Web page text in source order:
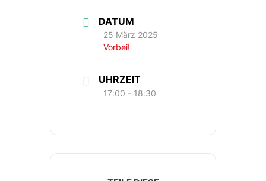
DATUM
25 März 2025
Vorbei!
UHRZEIT
17:00 - 18:30